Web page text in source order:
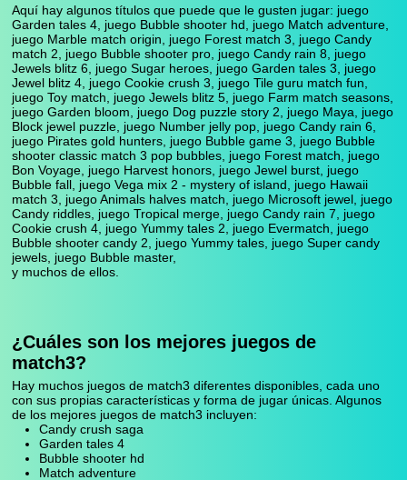
Aquí hay algunos títulos que puede que le gusten jugar: juego
Garden tales 4, juego Bubble shooter hd, juego Match adventure,
juego Marble match origin, juego Forest match 3, juego Candy
match 2, juego Bubble shooter pro, juego Candy rain 8, juego
Jewels blitz 6, juego Sugar heroes, juego Garden tales 3, juego
Jewel blitz 4, juego Cookie crush 3, juego Tile guru match fun,
juego Toy match, juego Jewels blitz 5, juego Farm match seasons,
juego Garden bloom, juego Dog puzzle story 2, juego Maya, juego
Block jewel puzzle, juego Number jelly pop, juego Candy rain 6,
juego Pirates gold hunters, juego Bubble game 3, juego Bubble
shooter classic match 3 pop bubbles, juego Forest match, juego
Bon Voyage, juego Harvest honors, juego Jewel burst, juego
Bubble fall, juego Vega mix 2 - mystery of island, juego Hawaii
match 3, juego Animals halves match, juego Microsoft jewel, juego
Candy riddles, juego Tropical merge, juego Candy rain 7, juego
Cookie crush 4, juego Yummy tales 2, juego Evermatch, juego
Bubble shooter candy 2, juego Yummy tales, juego Super candy
jewels, juego Bubble master,
y muchos de ellos.
¿Cuáles son los mejores juegos de
match3?
Hay muchos juegos de match3 diferentes disponibles, cada uno
con sus propias características y forma de jugar únicas. Algunos
de los mejores juegos de match3 incluyen:
Candy crush saga
Garden tales 4
Bubble shooter hd
Match adventure